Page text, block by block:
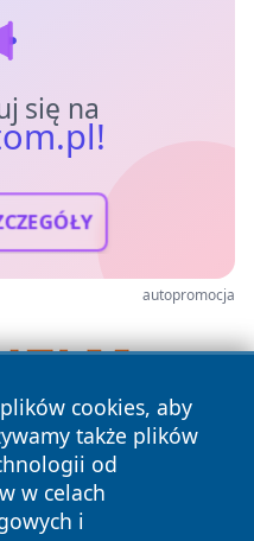
się na
autopromocja
cookies, aby
także plików
od
w celach
i